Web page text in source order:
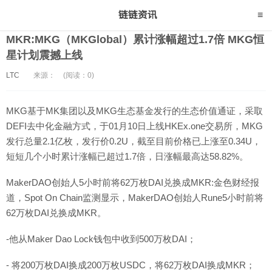
MKR:MKG（MKGlobal）累计涨幅超过1.7倍 MKG恒
星计划震撼上线
LTC 来源： (阅读：0)
MKG基于MK集团以及MKG生态基金发行的生态价值通证，采取
DEFI去中化金融方式，于01月10日上线HKEx.one交易所，MKG
发行总量2.1亿枚，发行价0.2U，截至目前价格已上涨至0.34U，
短短几个小时累计涨幅已超过1.7倍，日涨幅最高达58.82%。
MakerDAO创始人5小时前将62万枚DAI兑换成MKR:金色财经报
道，Spot On Chain监测显示，MakerDAO创始人Rune5小时前将
62万枚DAI兑换成MKR。
-他从Maker Dao Lock钱包中收到500万枚DAI；
- 将200万枚DAI换成200万枚USDC，将62万枚DAI换成MKR；